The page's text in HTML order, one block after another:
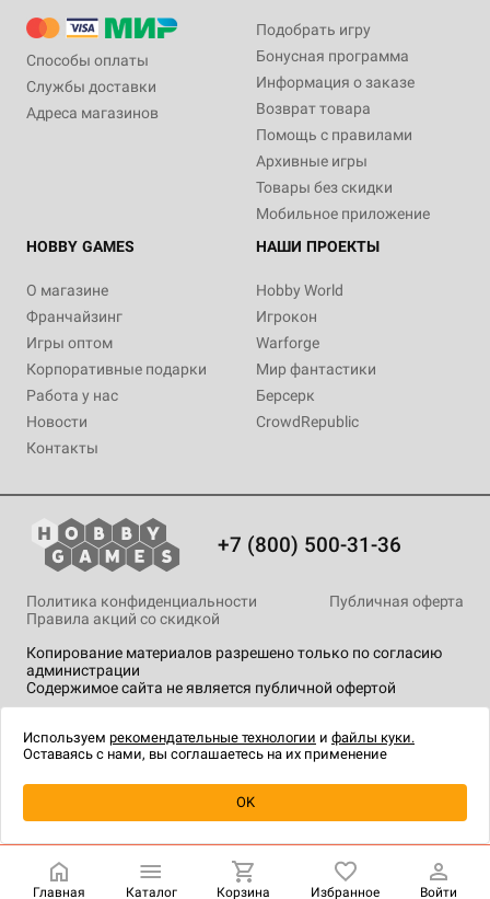
Способы оплаты
Службы доставки
Адреса магазинов
Подобрать игру
Бонусная программа
Информация о заказе
Возврат товара
Помощь с правилами
Архивные игры
Товары без скидки
Мобильное приложение
HOBBY GAMES
О магазине
Франчайзинг
Игры оптом
Корпоративные подарки
Работа у нас
Новости
Контакты
НАШИ ПРОЕКТЫ
Hobby World
Игрокон
Warforge
Мир фантастики
Берсерк
CrowdRepublic
+7 (800) 500-31-36
Копирование материалов разрешено только по согласию
администрации
Содержимое сайта не является публичной офертой
Политика конфиденциальности
Публичная оферта
Правила акций со скидкой
технологии.
Главная Каталог Корзина Избранное Войти
Используем рекомендательные технологии и файлы куки.
Оставаясь с нами, вы соглашаетесь на их применение
OK